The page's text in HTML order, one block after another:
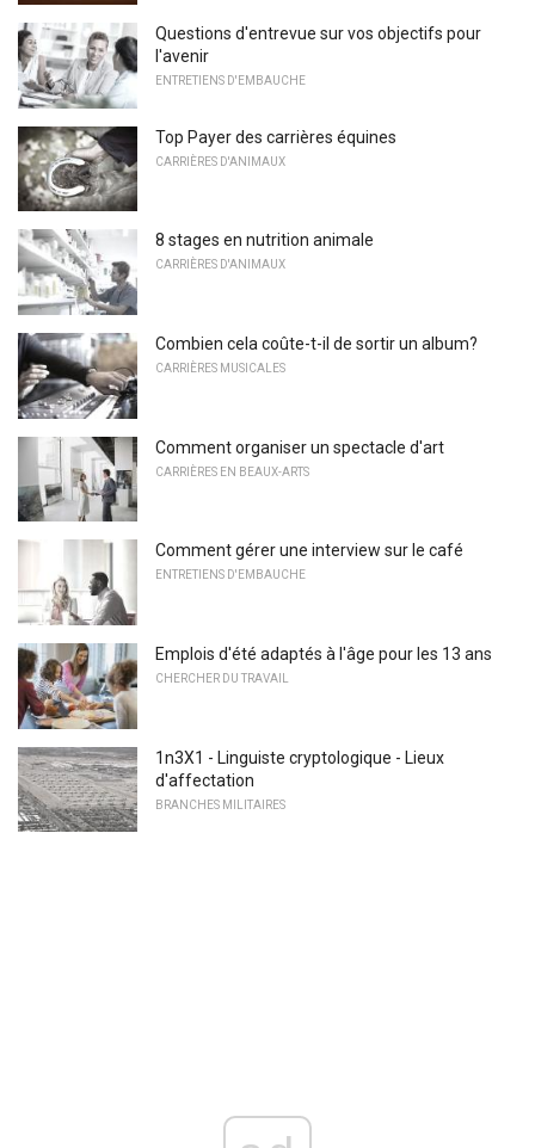
Questions d'entrevue sur vos objectifs pour
l'avenir
ENTRETIENS D'EMBAUCHE
Top Payer des carrières équines
CARRIÈRES D'ANIMAUX
8 stages en nutrition animale
CARRIÈRES D'ANIMAUX
Combien cela coûte-t-il de sortir un album?
CARRIÈRES MUSICALES
Comment organiser un spectacle d'art
CARRIÈRES EN BEAUX-ARTS
Comment gérer une interview sur le café
ENTRETIENS D'EMBAUCHE
Emplois d'été adaptés à l'âge pour les 13 ans
CHERCHER DU TRAVAIL
1n3X1 - Linguiste cryptologique - Lieux
d'affectation
BRANCHES MILITAIRES